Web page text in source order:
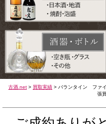
古酒.net > 買取実績 > バランタイン ファ
張